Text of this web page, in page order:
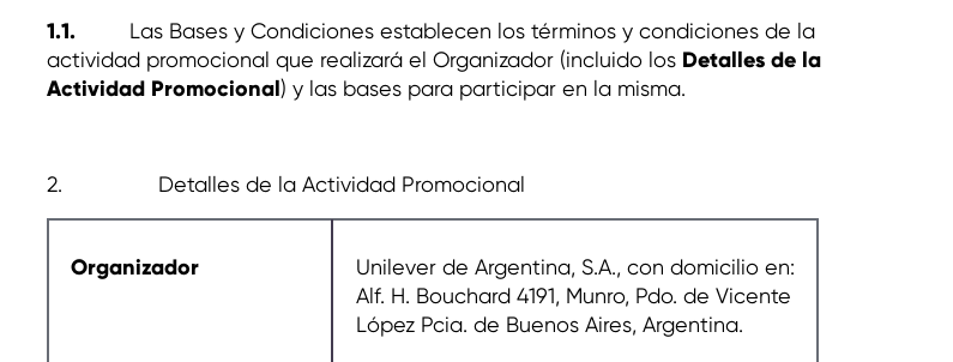
1.1. Las Bases y Condiciones establecen los términos y condiciones de la
actividad promocional que realizará el Organizador (incluido los Detalles de la
Actividad Promocional) y las bases para participar en la misma.
2. Detalles de la Actividad Promocional
Organizador
Unilever de Argentina, S.A., con domicilio en:
Alf. H. Bouchard 4191, Munro, Pdo. de Vicente
López Pcia. de Buenos Aires, Argentina.